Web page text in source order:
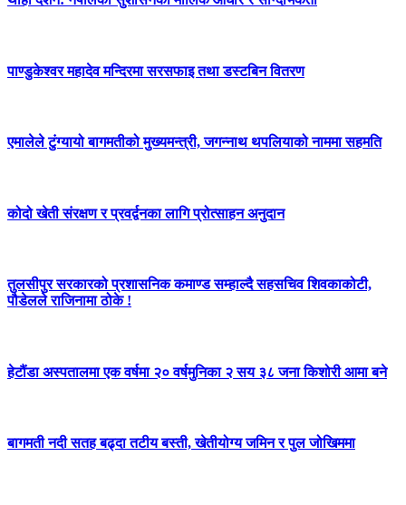
पाण्डुकेश्वर महादेव मन्दिरमा सरसफाइ तथा डस्टबिन वितरण
एमालेले टुंग्यायो बागमतीको मुख्यमन्त्री, जगन्नाथ थपलियाको नाममा सहमति
कोदो खेती संरक्षण र प्रवर्द्वनका लागि प्रोत्साहन अनुदान
तुलसीपुर सरकारको प्रशासनिक कमाण्ड सम्हाल्दै सहसचिव शिवकाकोटी,
पौडेलले राजिनामा ठोके !
हेटौंडा अस्पतालमा एक वर्षमा २० वर्षमुनिका २ सय ३८ जना किशोरी आमा बने
बागमती नदी सतह बढ्दा तटीय बस्ती, खेतीयोग्य जमिन र पुल जोखिममा